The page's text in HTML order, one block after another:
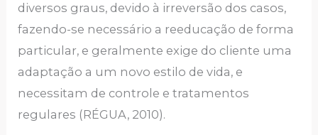
diversos graus, devido à irreversão dos casos,
fazendo-se necessário a reeducação de forma
particular, e geralmente exige do cliente uma
adaptação a um novo estilo de vida, e
necessitam de controle e tratamentos
regulares (RÉGUA, 2010).